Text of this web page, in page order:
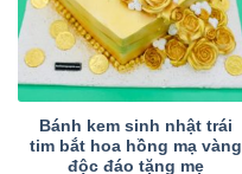
Bánh kem sinh nhật trái
tim bắt hoa hồng mạ vàng
độc đáo tặng mẹ